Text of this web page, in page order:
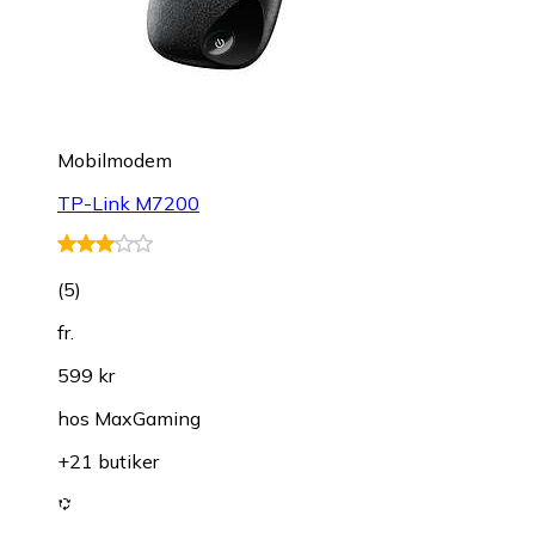
Mobilmodem
TP-Link M7200
(5)
fr.
599 kr
hos MaxGaming
+21 butiker